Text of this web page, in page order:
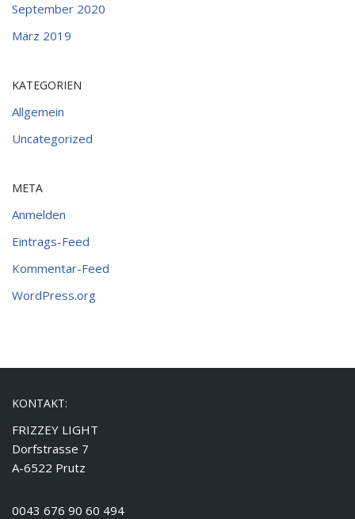
September 2020
März 2019
KATEGORIEN
Allgemein
Uncategorized
META
Anmelden
Eintrags-Feed
Kommentar-Feed
WordPress.org
KONTAKT:
FRIZZEY LIGHT
Dorfstrasse 7
A-6522 Prutz
0043 676 90 60 494